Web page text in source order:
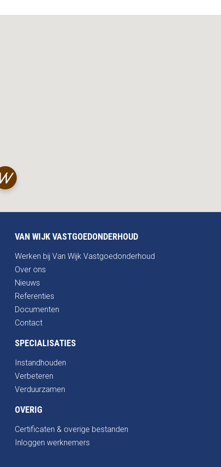
VAN WIJK VASTGOEDONDERHOUD
Werken bij Van Wijk Vastgoedonderhoud
Over ons
Nieuws
Referenties
Documenten
Contact
SPECIALISATIES
Instandhouden
Verbeteren
Verduurzamen
OVERIG
Certificaten & overige bestanden
Inloggen werknemers